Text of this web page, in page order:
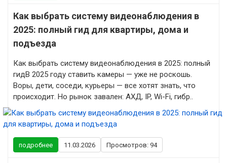
Как выбрать систему видеонаблюдения в
2025: полный гид для квартиры, дома и
подъезда
Как выбрать систему видеонаблюдения в 2025: полный
гидВ 2025 году ставить камеры — уже не роскошь.
Воры, дети, соседи, курьеры — все хотят знать, что
происходит. Но рынок завален: АХД, IP, Wi-Fi, гибр..
подробнее 11.03.2026 Просмотров: 94